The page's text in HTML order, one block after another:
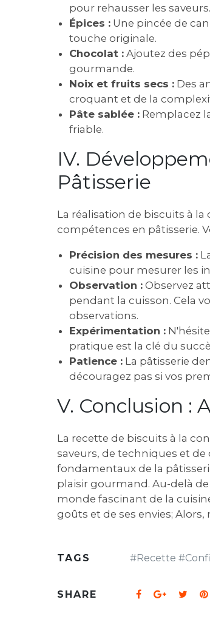
pour rehausser les saveurs.
Épices : Une pincée de
touche originale.
Chocolat : Ajoutez des
gourmande.
Noix et fruits secs : Des
croquant et de la
Pâte sablée : Remplacez
friable.
IV.
Pâtisserie
La réalisation de biscuits à
compétences en pâtisserie.
Précision des mesures :
cuisine pour mesurer les
Observation : Observez
pendant la cuisson. Cela
observations.
Expérimentation :
pratique est la clé du
Patience : La pâtisserie
découragez pas si vos
V. Conclusion :
La recette de biscuits à la
saveurs, de techniques et
fondamentaux de la
plaisir gourmand. Au-delà
monde fascinant de la
goûts et de ses envies;
TAGS #Recette #
SHARE